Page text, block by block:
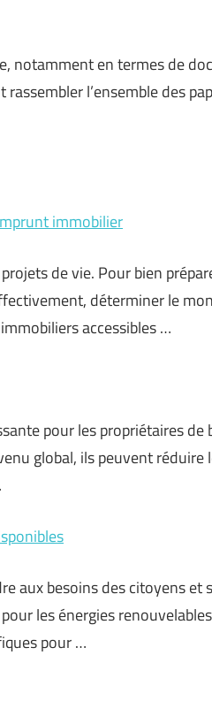
notamment en termes de
l’ensemble des
immobilier
de vie. Pour bien
déterminer le
accessibles …
pour les propriétaires de
global, ils peuvent réduire
aux besoins des citoyens et
les énergies
pour …